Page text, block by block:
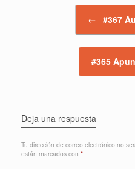
← #367
#365
Deja una respuesta
Tu dirección de correo electrónico no
están marcados con *